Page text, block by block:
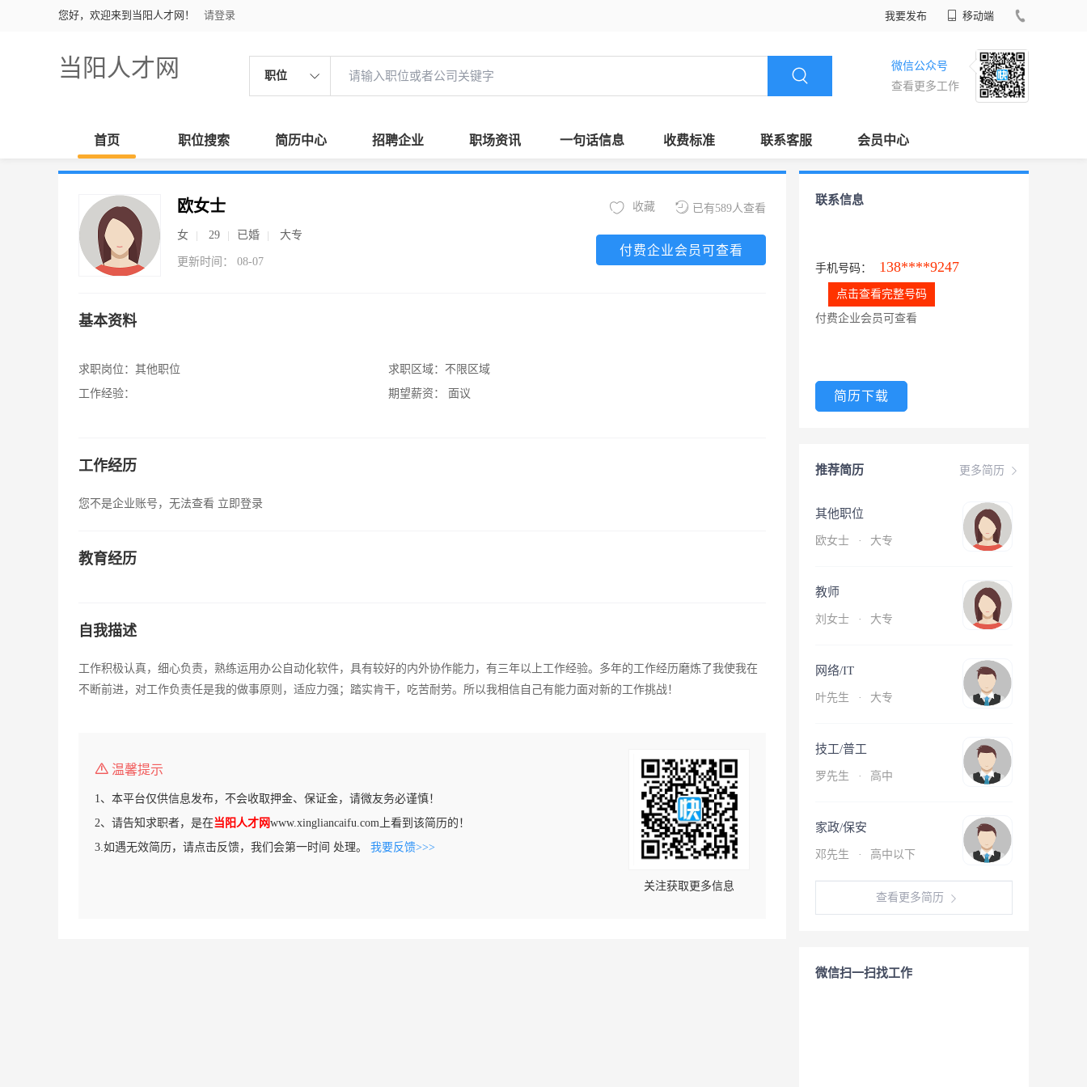
您好，欢迎来到当阳人才网！ 请登录 我要发布 移动端
当阳人才网 职位
微信公众号
查看更多工作
首页 职位搜索 简历中心 招聘企业 职场资讯 一句话信息 收费标准 联系客服 会员中心
欧女士
女 29 已婚 大专
更新时间： 08-07
已有589人查看
收藏
付费企业会员可查看
基本资料
求职岗位： 其他职位
工作经验：
求职区域： 不限区域
期望薪资：
面议
工作经历
您不是企业账号，无法查看 立即登录
教育经历
自我描述
工作积极认真，细心负责，熟练运用办公自动化软件，具有较好的内外协作能力，有三年以上工作经验。多年的工作经历磨炼了我使我在
不断前进，对工作负责任是我的做事原则，适应力强；踏实肯干，吃苦耐劳。所以我相信自己有能力面对新的工作挑战！
温馨提示
1、本平台仅供信息发布，不会收取押金、保证金，请微友务必谨慎！
2、请告知求职者，是在当阳人才网www.xingliancaifu.com上看到该简历的！
3.如遇无效简历，请点击反馈，我们会第一时间 处理。 我要反馈>>>
关注获取更多信息
联系信息
手机号码： 138****9247
点击查看完整号码
付费企业会员可查看
简历下载
更多简历
推荐简历
其他职位
欧女士 · 大专
教师
刘女士 · 大专
网络/IT
叶先生 · 大专
技工/普工
罗先生 · 高中
家政/保安
邓先生 · 高中以下
查看更多简历
微信扫一扫找工作